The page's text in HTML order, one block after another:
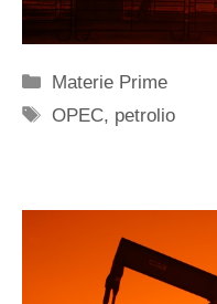
Categorie
Materie Prime
Tag
OPEC, petrolio